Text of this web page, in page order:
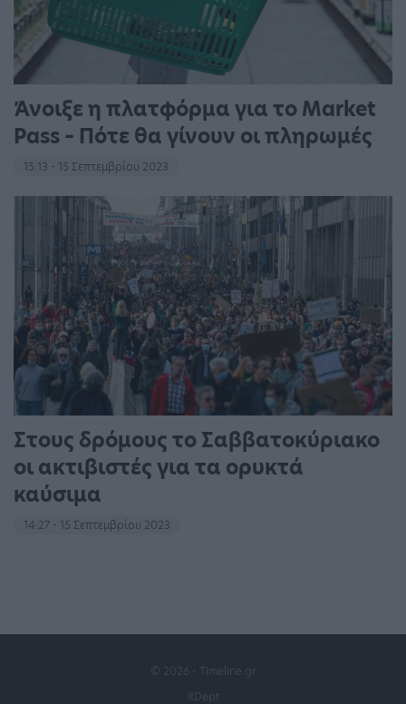
Άνοιξε η πλατφόρμα για το Market
Pass – Πότε θα γίνουν οι πληρωμές
15:13 - 15 Σεπτεμβρίου 2023
Στους δρόμους το Σαββατοκύριακο
οι ακτιβιστές για τα ορυκτά
καύσιμα
14:27 - 15 Σεπτεμβρίου 2023
© 2026 - Timeline.gr
ItDept